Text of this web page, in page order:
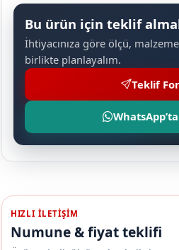
Bu ürün için teklif
İhtiyacınıza göre ölçü,
birlikte planlayalım.
Teklif
HIZLI ILETIŞIM
Numune & fiyat teklifi